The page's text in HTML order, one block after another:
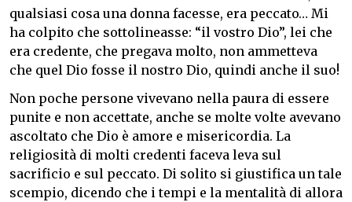
qualsiasi cosa una donna facesse, era peccato… Mi
ha colpito che sottolineasse: “il vostro Dio”, lei che
era credente, che pregava molto, non ammetteva
che quel Dio fosse il nostro Dio, quindi anche il suo!
Non poche persone vivevano nella paura di essere
punite e non accettate, anche se molte volte avevano
ascoltato che Dio è amore e misericordia. La
religiosità di molti credenti faceva leva sul
sacrificio e sul peccato. Di solito si giustifica un tale
scempio, dicendo che i tempi e la mentalità di allora